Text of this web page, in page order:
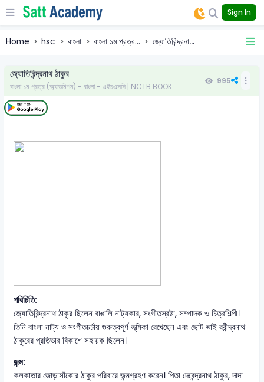
Sign In
Home hsc বাংলা বাংলা ১ম প্রত্র... জ্যোতিরিন্দ্রনা...
জ্যোতিরিন্দ্রনাথ ঠাকুর
বাংলা ১ম প্রত্র (অ্যাডমিশন) - বাংলা - এইচএসসি | NCTB BOOK
995
পরিচিতি:
জ্যোতিরিন্দ্রনাথ ঠাকুর ছিলেন বাঙালি নাট্যকার, সংগীতস্রষ্টা, সম্পাদক ও চিত্রশিল্পী।
তিনি বাংলা নাট্য ও সংগীতচর্চায় গুরুত্বপূর্ণ ভূমিকা রেখেছেন এবং ছোট ভাই রবীন্দ্রনাথ
ঠাকুরের প্রতিভার বিকাশে সহায়ক ছিলেন।
জন্ম:
কলকাতার জোড়াসাঁকোর ঠাকুর পরিবারে জন্মগ্রহণ করেন। পিতা দেবেন্দ্রনাথ ঠাকুর, দাদা